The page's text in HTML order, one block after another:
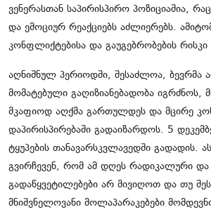
ვენერასთან საპირისპირო პოზიციაშია,
და ემოციურ რეაქციებს აძლიერებს.
კონფლიქტებისა და გაუგებრობების რისკი
აღნიშნულ პერიოდში, შესაძლოა, ბევრმა
მომატებული გაღიზიანებადობა იგრძნოს,
მკაფიოდ აღქმა გართულდეს და მცირე
დაპირისპირებაში გადაიზარდოს. 5
ტყუპების თანავარსკვლავედში გადადის.
გვირჩევენ, რომ ამ დღეს რადიკალური და
გადაწყვეტილებები არ მივიღოთ და თუ
მნიშვნელოვანი მოლაპარაკებები